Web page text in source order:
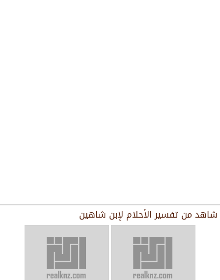
شاهد من تفسير الأحلام لإبن شاهين